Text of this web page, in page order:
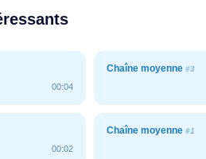
00:04
Chaîne moyenne #3
00:02
Chaîne moyenne #1